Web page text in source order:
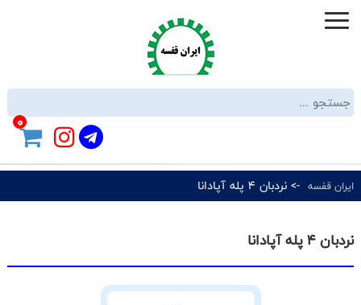
0
ایران قفسه -> نردبان 4 پله آپادانا
نردبان 4 پله آپادانا